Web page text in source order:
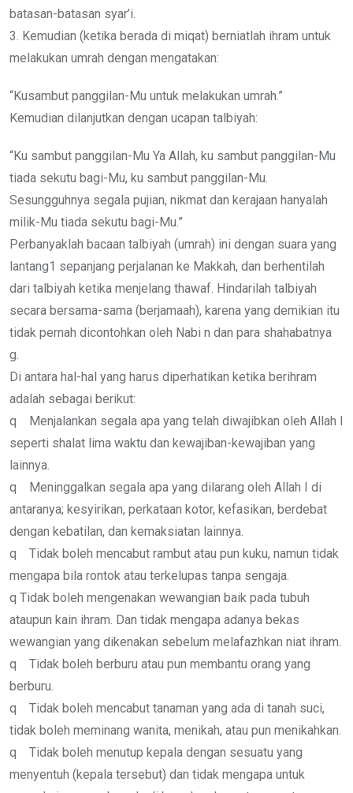
batasan-batasan syar’i.
3. Kemudian (ketika berada di miqat) berniatlah ihram untuk
melakukan umrah dengan mengatakan:
“Kusambut panggilan-Mu untuk melakukan umrah.”
Kemudian dilanjutkan dengan ucapan talbiyah:
“Ku sambut panggilan-Mu Ya Allah, ku sambut panggilan-Mu
tiada sekutu bagi-Mu, ku sambut panggilan-Mu.
Sesungguhnya segala pujian, nikmat dan kerajaan hanyalah
milik-Mu tiada sekutu bagi-Mu.”
Perbanyaklah bacaan talbiyah (umrah) ini dengan suara yang
lantang1 sepanjang perjalanan ke Makkah, dan berhentilah
dari talbiyah ketika menjelang thawaf. Hindarilah talbiyah
secara bersama-sama (berjamaah), karena yang demikian itu
tidak pernah dicontohkan oleh Nabi n dan para shahabatnya
g.
Di antara hal-hal yang harus diperhatikan ketika berihram
adalah sebagai berikut:
q Menjalankan segala apa yang telah diwajibkan oleh Allah I
seperti shalat lima waktu dan kewajiban-kewajiban yang
lainnya.
q Meninggalkan segala apa yang dilarang oleh Allah I di
antaranya; kesyirikan, perkataan kotor, kefasikan, berdebat
dengan kebatilan, dan kemaksiatan lainnya.
q Tidak boleh mencabut rambut atau pun kuku, namun tidak
mengapa bila rontok atau terkelupas tanpa sengaja.
q Tidak boleh mengenakan wewangian baik pada tubuh
ataupun kain ihram. Dan tidak mengapa adanya bekas
wewangian yang dikenakan sebelum melafazhkan niat ihram.
q Tidak boleh berburu atau pun membantu orang yang
berburu.
q Tidak boleh mencabut tanaman yang ada di tanah suci,
tidak boleh meminang wanita, menikah, atau pun menikahkan.
q Tidak boleh menutup kepala dengan sesuatu yang
menyentuh (kepala tersebut) dan tidak mengapa untuk